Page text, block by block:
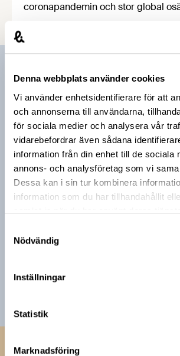
Denna webbplats använder cookies
Vi använder enhetsidentifierare för att
och annonserna till användarna,
för sociala medier och analysera vår
vidarebefordrar även sådana
information från din enhet till de sociala
annons- och analysföretag som vi
Dessa kan i sin tur kombinera
information som du har tillhandahållit
Nödvändig
Inställningar
Statistik
Marknadsföring
coronapandemin och stor global
igång igen efter prolongering? På
finansminister på ett webbinarium
september. Anmäl dig idag!
Prenumerera på vårt
Vårt nyhetsbrev kommer ut 3-4 gånger i
riktar sig till alla med ett intresse för
livsmedelsföretagande och den svenska
livsmedelsbranschen. När du anmäler
nyhetsbrev godkänner du
hantering av personuppgifter.
Jag vill få relevant information från
sälja min personliga information. Jag
avsluta prenumerationen.
Livsmedels­företagen